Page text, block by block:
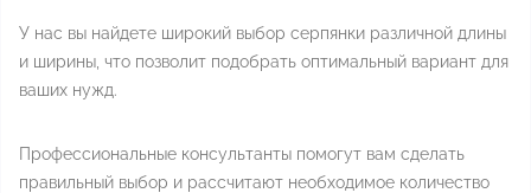
У нас вы найдете широкий выбор серпянки различной длины
и ширины, что позволит подобрать оптимальный вариант для
ваших нужд.
Профессиональные консультанты помогут вам сделать
правильный выбор и рассчитают необходимое количество